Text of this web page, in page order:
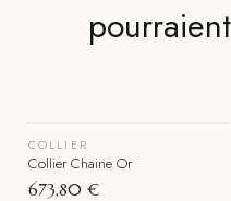
COLLIER
Collier Chaine Or
673,80 €